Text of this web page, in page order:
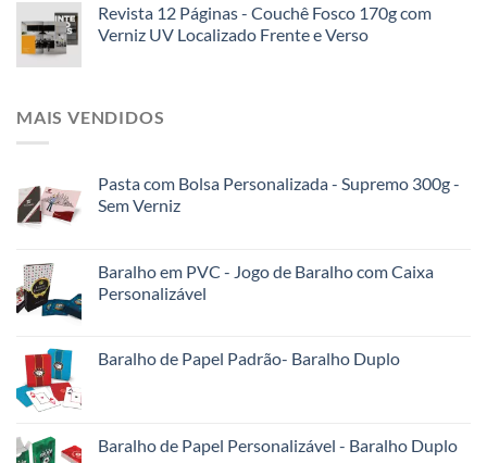
Revista 12 Páginas - Couchê Fosco 170g com
Verniz UV Localizado Frente e Verso
MAIS VENDIDOS
Pasta com Bolsa Personalizada - Supremo 300g -
Sem Verniz
Baralho em PVC - Jogo de Baralho com Caixa
Personalizável
Baralho de Papel Padrão- Baralho Duplo
Baralho de Papel Personalizável - Baralho Duplo